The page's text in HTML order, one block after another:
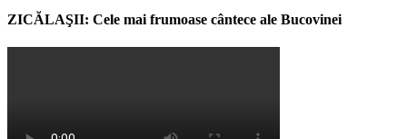
ZICĂLAŞII: Cele mai frumoase cântece ale Bucovinei